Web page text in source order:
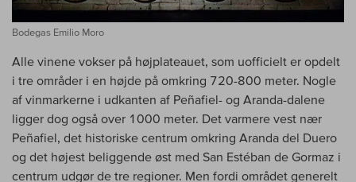
Bodegas Emilio Moro
Alle vinene vokser på højplateauet, som uofficielt er opdelt
i tre områder i en højde på omkring 720-800 meter. Nogle
af vinmarkerne i udkanten af Peñafiel- og Aranda-dalene
ligger dog også over 1000 meter. Det varmere vest nær
Peñafiel, det historiske centrum omkring Aranda del Duero
og det højest beliggende øst med San Estéban de Gormaz i
centrum udgør de tre regioner. Men fordi området generelt